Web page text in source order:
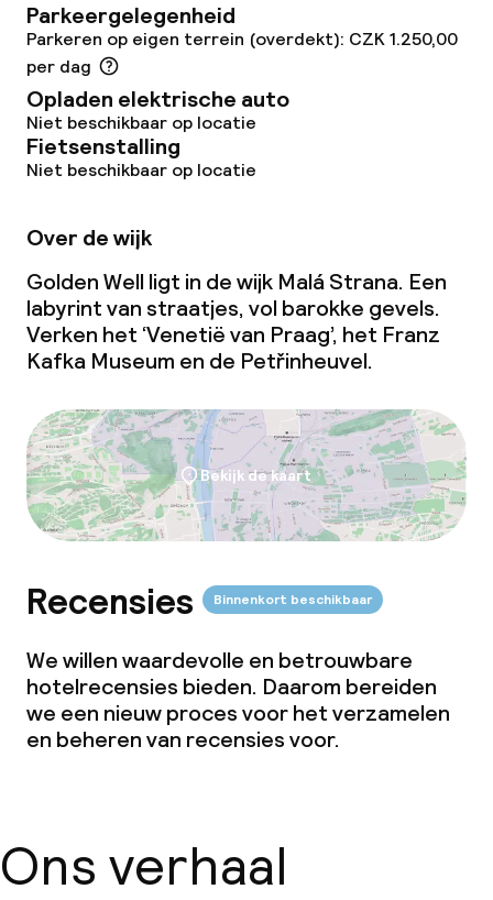
Speciale dieetopties
Faciliteiten en diensten voor kinderen
Babysitservice
Schoonmaakvoorzieningen
Wasservice
Beleid
Overal rookvrij
Parkeergelegenheid
Parkeren op eigen terrein (overdekt): CZK 1.250,00
per dag
Opladen elektrische auto
Niet beschikbaar op locatie
Fietsenstalling
Niet beschikbaar op locatie
Over de wijk
Golden Well ligt in de wijk Malá Strana. Een
labyrint van straatjes, vol barokke gevels.
Verken het ‘Venetië van Praag’, het Franz
Kafka Museum en de Petřinheuvel.
Bekijk de kaart
Recensies Binnenkort beschikbaar
We willen waardevolle en betrouwbare
hotelrecensies bieden. Daarom bereiden
we een nieuw proces voor het verzamelen
en beheren van recensies voor.
Ons verhaal